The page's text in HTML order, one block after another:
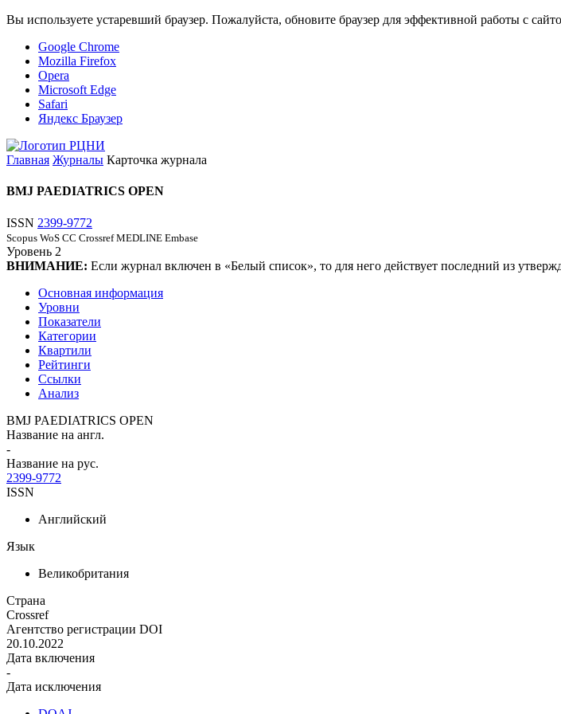
Вы используете устаревший браузер. Пожалуйста, обновите браузер для эффективной работы с
Google Chrome
Mozilla Firefox
Opera
Microsoft Edge
Safari
Яндекс Браузер
Главная Журналы Карточка журнала
BMJ PAEDIATRICS OPEN
ISSN 2399-9772
Scopus WoS CC Crossref MEDLINE Embase
Уровень 2
ВНИМАНИЕ: Если журнал включен в «Белый список», то для него действует последний из
Основная информация
Уровни
Показатели
Категории
Квартили
Рейтинги
Ссылки
Анализ
BMJ PAEDIATRICS OPEN
Название на англ.
-
Название на рус.
2399-9772
ISSN
Английский
Язык
Великобритания
Страна
Crossref
Агентство регистрации DOI
20.10.2022
Дата включения
-
Дата исключения